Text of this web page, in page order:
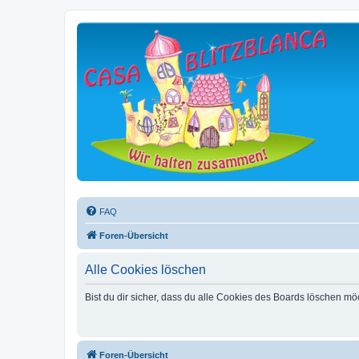
FAQ
Foren-Übersicht
Alle Cookies löschen
Bist du dir sicher, dass du alle Cookies des Boards löschen
Foren-Übersicht